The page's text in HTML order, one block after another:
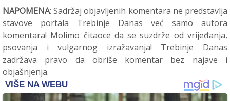
NAPOMENA: Sadržaj objavljenih komentara ne predstavlja
stavove portala Trebinje Danas već samo autora
komentara! Molimo čitaoce da se suzdrže od vrijeđanja,
psovanja i vulgarnog izražavanja! Trebinje Danas
zadržava pravo da obriše komentar bez najave i
objašnjenja.